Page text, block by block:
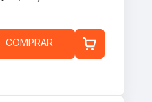
COMPRAR